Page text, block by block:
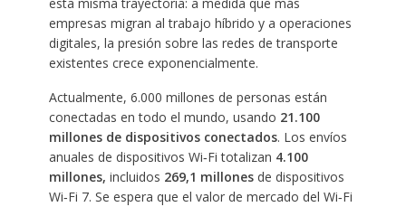
empresas migran al trabajo híbrido y a operaciones
digitales, la presión sobre las redes de transporte
existentes crece exponencialmente.
Actualmente, 6.000 millones de personas están
conectadas en todo el mundo, usando 21.100
millones de dispositivos conectados. Los envíos
anuales de dispositivos Wi‑Fi totalizan 4.100
millones, incluidos 269,1 millonesde dispositivos
Wi‑Fi 7. Se espera que el valor de mercado del Wi‑Fi